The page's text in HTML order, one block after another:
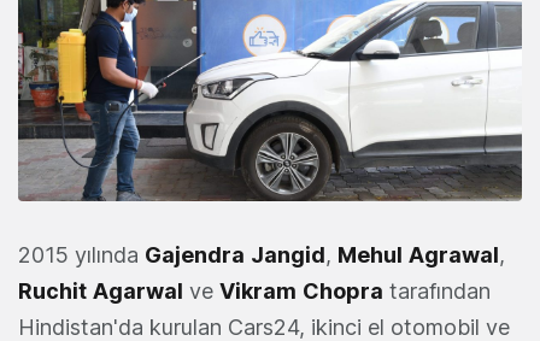
2015 yılında Gajendra Jangid, Mehul Agrawal,
Ruchit Agarwal ve Vikram Chopra tarafından
Hindistan'da kurulan Cars24, ikinci el otomobil ve